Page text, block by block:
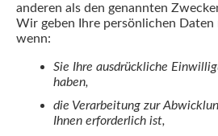
anderen als den genannten
Wir geben Ihre persönlichen
wenn:
Sie Ihre ausdrückliche
haben,
die Verarbeitung zur
Ihnen erforderlich ist,